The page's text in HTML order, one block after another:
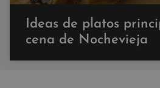
Ideas de platos
cena de Nochevieja